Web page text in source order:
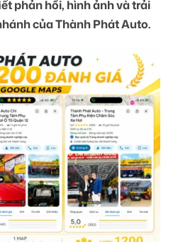
phản hồi, hình ảnh và trải
của Thành Phát Auto.